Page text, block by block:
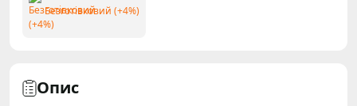
Безготівковий (+4%)
Опис